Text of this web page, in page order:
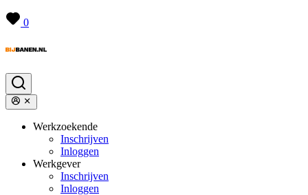
0
Werkzoekende
Inschrijven
Inloggen
Werkgever
Inschrijven
Inloggen